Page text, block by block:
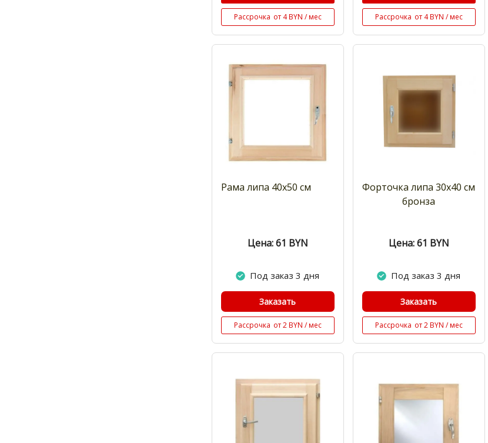
Рассрочка от 4 BYN / мес Рассрочка от 4 BYN / мес
Рама липа 40x50 см
Цена: 61 BYN
Под заказ 3 дня
Заказать
Рассрочка от 2 BYN / мес
Форточка липа 30х40 см
бронза
Цена: 61 BYN
Под заказ 3 дня
Заказать
Рассрочка от 2 BYN / мес